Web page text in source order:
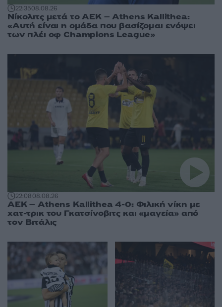
22:3508.08.26
Νίκολιτς μετά το ΑΕΚ – Athens Kallithea:
«Αυτή είναι η ομάδα που βασίζομαι ενόψει
των πλέι οφ Champions League»
22:0808.08.26
ΑΕΚ – Athens Kallithea 4-0: Φιλική νίκη με
χατ-τρικ του Γκατσίνοβιτς και «μαγεία» από
τον Βιτάλις